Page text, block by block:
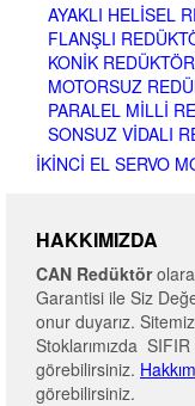
AYAKLI HELISEL
FLANŞLI
KONIK
MOTORSUZ
PARALEL MILLI
SONSUZ VIDALI
İKINCI EL SERVO
HAKKIMIZDA
CAN Redüktör
Garantisi ile Siz
onur duyarız.
Stoklarımızda SIFIR
görebilirsiniz.
görebilirsiniz.